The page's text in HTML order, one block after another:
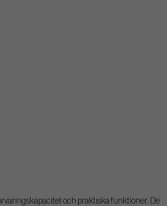
och praktiska funktioner. De